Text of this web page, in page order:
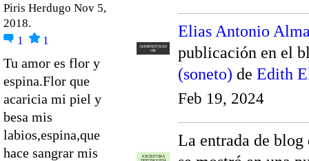
Piris Herdugo Nov 5,
2018.
1
1
Tu amor es flor y
espina.Flor que
acaricia mi piel y
besa mis
labios,espina,que
hace sangrar mis
ADMINISTRAD
OR
Elias Antonio
publicación en el
(soneto) de Edith
Feb 19, 2024
ESCRITORA
DISTINGUIDA
La entrada de